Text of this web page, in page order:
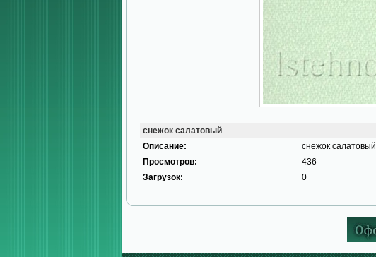
снежок салатовый
Описание:
снежок салатовый
Просмотров:
436
Загрузок:
0